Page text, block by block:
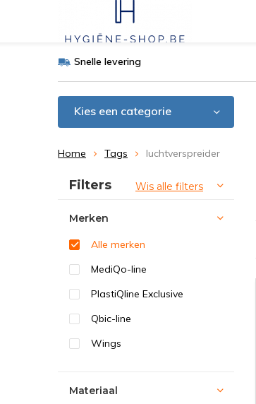
Snelle levering
Kies een categorie
Home Tags luchtverspreider
Sorteren op:
Filters Wis alle filters
Merken
Alle merken
MediQo-line
PlastiQline Exclusive
Qbic-line
Wings
Materiaal